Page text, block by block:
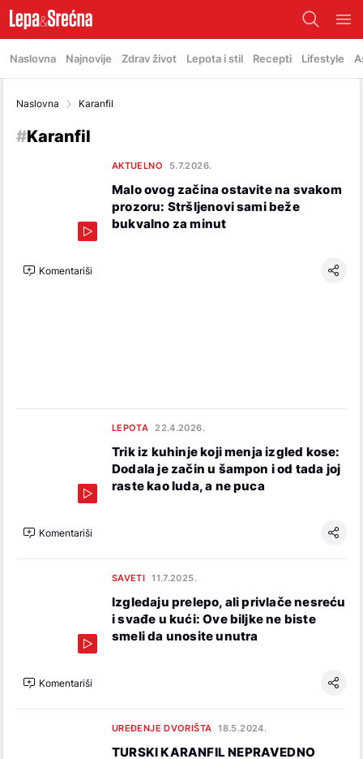
Naslovna Najnovije Zdrav život Lepota i stil Recepti Lifestyle
Naslovna Karanfil
#Karanfil
AKTUELNO 5.7.2026.
Malo ovog začina ostavite na svakom
prozoru: Stršljenovi sami beže
bukvalno za minut
Komentariši
LEPOTA 22.4.2026.
Trik iz kuhinje koji menja izgled kose:
Dodala je začin u šampon i od tada joj
raste kao luda, a ne puca
Komentariši
SAVETI 11.7.2025.
Izgledaju prelepo, ali privlače nesreću
i svađe u kući: Ove biljke ne biste
smeli da unosite unutra
Komentariši
UREĐENJE DVORIŠTA 18.5.2024.
TURSKI KARANFIL NEPRAVEDNO